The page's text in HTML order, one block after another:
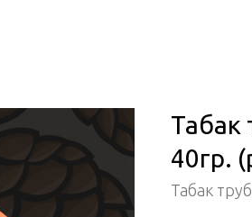
Табак
40гр.
Табак